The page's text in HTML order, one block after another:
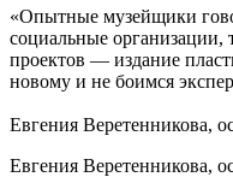
«Опытные музейщики
социальные
проектов — издание
новому и не боимся
Евгения Веретенникова,
Евгения Веретенникова,